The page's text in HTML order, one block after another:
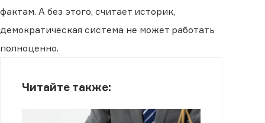
фактам. А без этого, считает историк,
демократическая система не может работать
полноценно.
Читайте также: